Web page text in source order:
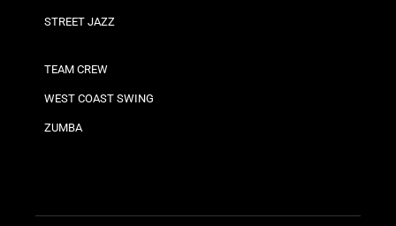
STREET JAZZ
TEAM CREW
WEST COAST SWING
ZUMBA